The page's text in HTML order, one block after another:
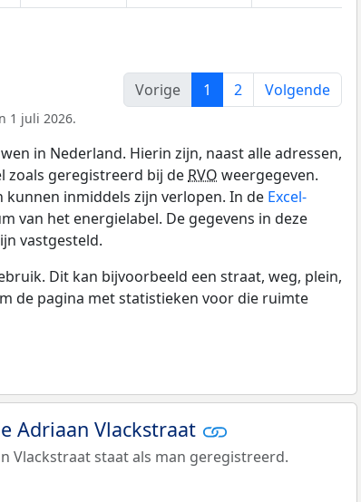
Vorige
1 2 Volgende
1 juli 2026.
in Nederland. Hierin zijn, naast alle adressen,
zoals geregistreerd bij de RVO weergegeven.
inmiddels zijn verlopen. In de Excel-
van het energielabel. De gegevens in deze
vastgesteld.
Dit kan bijvoorbeeld een straat, weg, plein,
de pagina met statistieken voor die ruimte
Adriaan Vlackstraat
Vlackstraat staat als man geregistreerd.